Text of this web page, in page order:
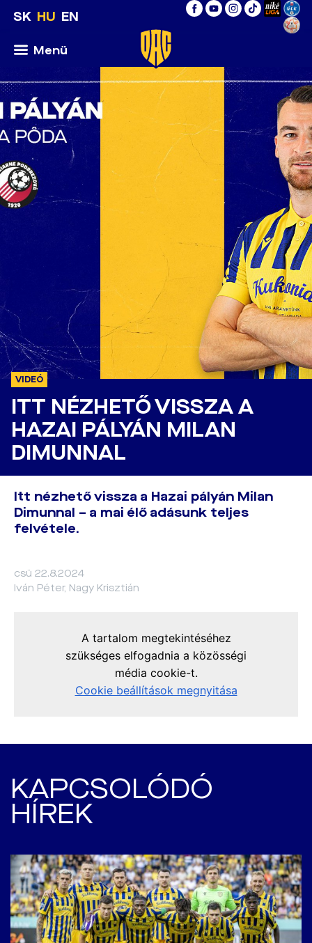
SK HU EN
Menü
VIDEÓ
ITT NÉZHETŐ VISSZA A
HAZAI PÁLYÁN MILAN
DIMUNNAL
Itt nézhető vissza a Hazai pályán Milan
Dimunnal – a mai élő adásunk teljes
felvétele.
csü 22.8.2024
Iván Péter, Nagy Krisztián
KAPCSOLÓDÓ
HÍREK